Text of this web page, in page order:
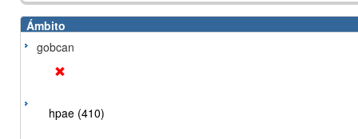
Ámbito
gobcan
hpae (410)